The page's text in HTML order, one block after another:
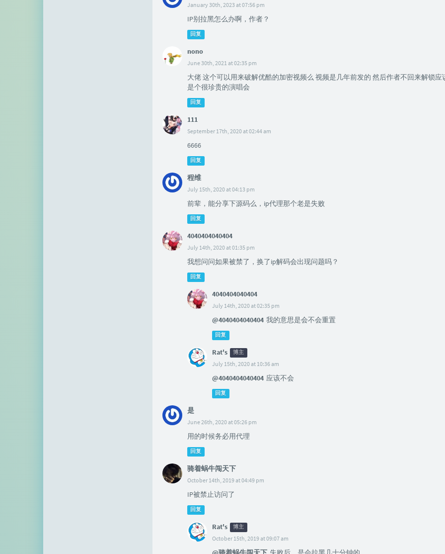
January 30th, 2023 at 07:56 pm
IP别拉黑怎么办啊，作者？
回复
nono
June 30th, 2021 at 02:35 pm
大佬 这个可以用来破解优酷的加密视频么 视频是几年前发的 然后作者不回来解锁应
是个很珍贵的演唱会
回复
111
September 17th, 2020 at 02:44 am
6666
回复
程维
July 15th, 2020 at 04:13 pm
前辈，能分享下源码么，ip代理那个老是失败
回复
4040404040404
July 14th, 2020 at 01:35 pm
我想问问如果被禁了，换了ip解码会出现问题吗？
回复
4040404040404
July 14th, 2020 at 02:35 pm
@4040404040404 我的意思是会不会重置
回复
Rat's 博主
July 15th, 2020 at 10:36 am
@4040404040404 应该不会
回复
是
June 26th, 2020 at 05:26 pm
用的时候务必用代理
回复
骑着蜗牛闯天下
October 14th, 2019 at 04:49 pm
IP被禁止访问了
回复
Rat's 博主
October 15th, 2019 at 09:07 am